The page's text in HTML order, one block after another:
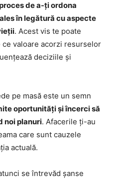
de a-ți ordona
în legătură cu aspecte
. Acest vis te poate
valoare acorzi resurselor
deciziile și
pe masă este un semn
oportunități și încerci să
noi planuri. Afacerile ți-au
care sunt cauzele
actuală.
se întrevăd șanse